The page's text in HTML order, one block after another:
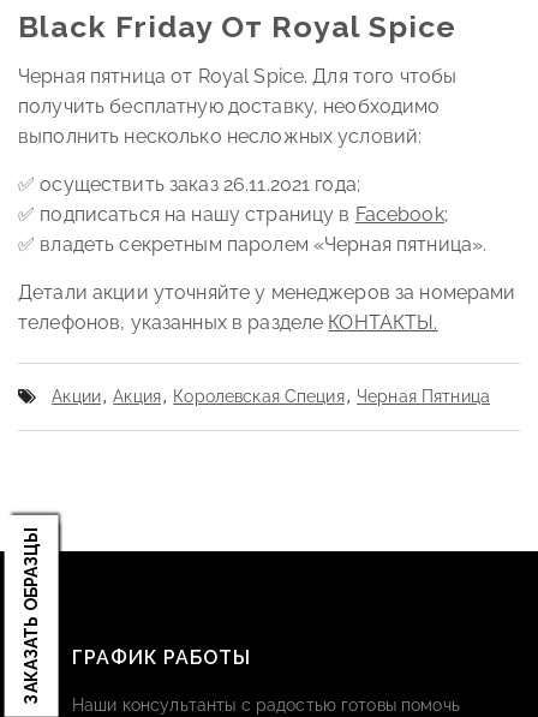
ЗАКАЗАТЬ ОБРАЗЦЫ
Black Friday От Royal Spice
Черная пятница от Royal Spice. Для того чтобы
получить бесплатную доставку, необходимо
выполнить несколько несложных условий:
✅ осуществить заказ 26.11.2021 года;
✅ подписаться на нашу страницу в Facebook;
✅ владеть секретным паролем «Черная пятница».
Детали акции уточняйте у менеджеров за номерами
телефонов, указанных в разделе КОНТАКТЫ.
Акции, Акция, Королевская Специя, Черная Пятница
ГРАФИК РАБОТЫ
Наши консультанты с радостью готовы помочь